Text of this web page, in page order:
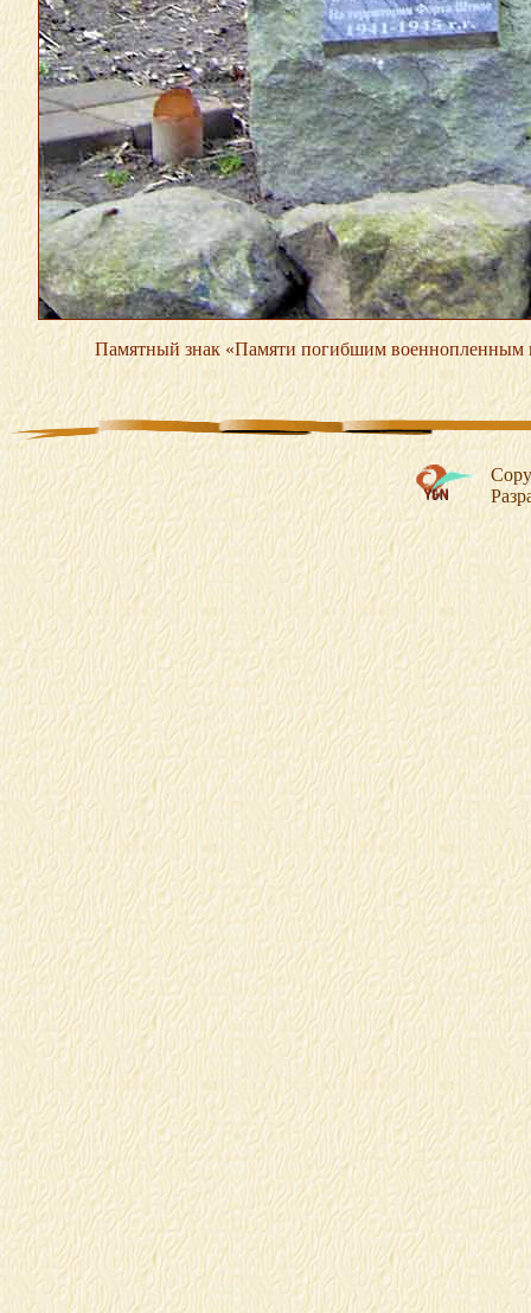
Памятный знак «Памяти погибшим военнопленным